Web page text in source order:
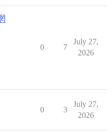
0 7
July 27,
2026
0 3
July 27,
2026